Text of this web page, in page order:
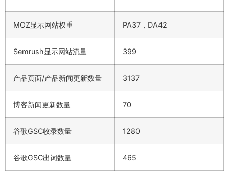
MOZ显示网站权重 PA37，DA42
Semrush显示网站流量 399
产品页面/产品新闻更新数量 3137
博客新闻更新数量 70
谷歌GSC收录数量 1280
谷歌GSC出词数量 465